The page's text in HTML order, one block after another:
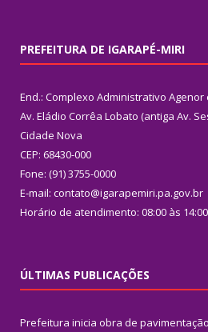
PREFEITURA DE IGARAPÉ-MIRI
End.: Complexo Administrativo
Av. Eládio Corrêa Lobato (antiga Av.
Cidade Nova
CEP: 68430-000
Fone: (91) 3755-0000
E-mail: contato@igarapemiri.pa.gov.br
Horário de atendimento: 08:00 às
ÚLTIMAS PUBLICAÇÕES
Prefeitura inicia obra de